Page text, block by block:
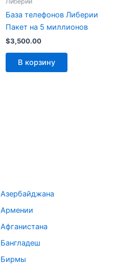
Бирмы
База телефонов Либерии
Пакет на 5 миллионов
$3,500.00
В корзину